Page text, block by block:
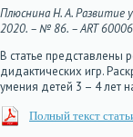
Плюснина Н. А. Развитие
2020. – № 86. – ART
В статье представлены
дидактических игр.
умения детей 3 – 4 лет
Полный текст